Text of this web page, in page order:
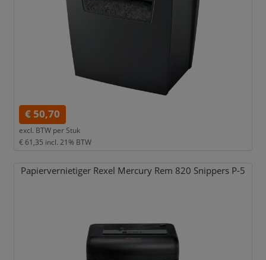
€ 50,70
excl. BTW per Stuk
€ 61,35 incl. 21% BTW
Papiervernietiger Rexel Mercury Rem 820 Snippers P-5